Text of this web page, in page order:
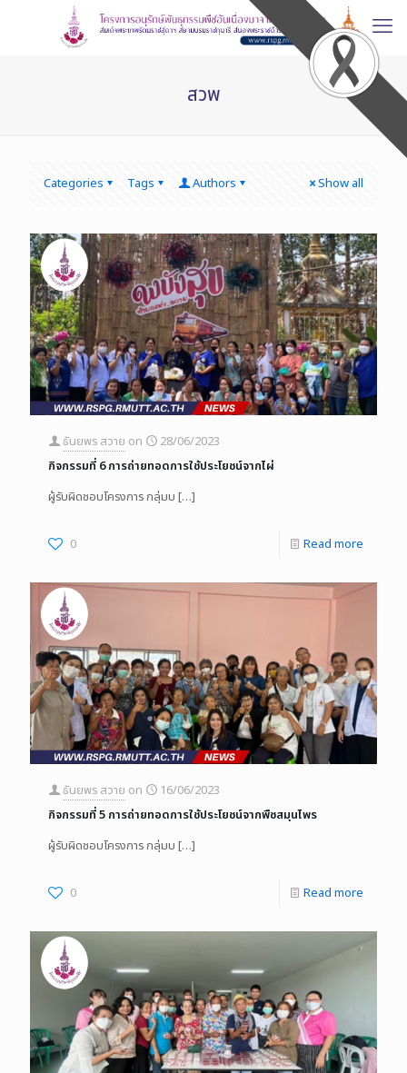
สวพ
Categories Tags Authors Show all
ธันยพร สวาย on
28/06/2023
กิจกรรมที่ 6 การถ่ายทอดการใช้ประโยชน์จากไผ่
ผู้รับผิดชอบโครงการ กลุ่มบ […]
0 Read more
ธันยพร สวาย on
16/06/2023
กิจกรรมที่ 5 การถ่ายทอดการใช้ประโยชน์จากพืชสมุนไพร
ผู้รับผิดชอบโครงการ กลุ่มบ […]
0 Read more